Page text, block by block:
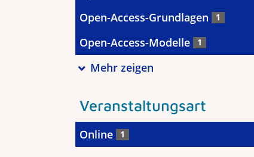
Open-Access-Grundlagen 1
Open-Access-Modelle 1
Mehr zeigen
Veranstaltungsart
Online 1